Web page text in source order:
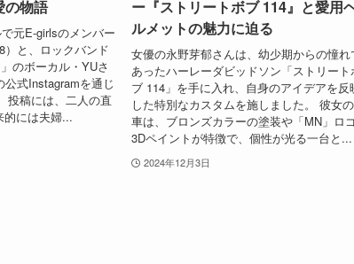
の物語
元E-girlsのメンバー
と、ロックバンド
のボーカル・YUさ
公式Instagramを通じ
投稿には、二人の直
的には夫婦...
ー『ストリートボブ 114』と愛用
ルメットの魅力に迫る
女優の永野芽郁さんは、幼少期からの憧れ
あったハーレーダビッドソン「ストリート
ブ 114」を手に入れ、自身のアイデアを反
した特別なカスタムを施しました。 彼女
車は、ブロンズカラーの塗装や「MN」ロ
3Dペイントが特徴で、個性が光る一台と...
2024年12月3日